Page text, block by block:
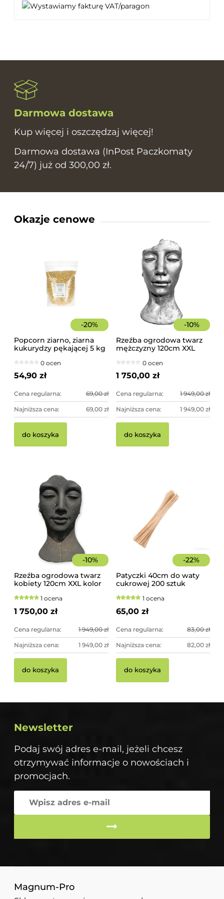
Darmowa dostawa
Kup więcej i oszczędzaj więcej!
Darmowa dostawa (InPost Paczkomaty
24/7) już od 300,00 zł.
Okazje cenowe
-20%
Popcorn ziarno, ziarna
kukurydzy pękającej 5 kg
0 ocen
54,90 zł
Cena regularna: 69,00 zł
Najniższa cena: 69,00 zł
do koszyka
-10%
Rzeźba ogrodowa twarz
mężczyzny 120cm XXL
imponująca dekoracja
ogrodowa
0 ocen
1 750,00 zł
Cena regularna: 1 949,00 zł
Najniższa cena: 1 949,00 zł
do koszyka
-10%
Rzeźba ogrodowa twarz
kobiety 120cm XXL kolor
betonowa - imponująca
dekoracja ogrodowa
1 ocena
1 750,00 zł
Cena regularna: 1 949,00 zł
Najniższa cena: 1 949,00 zł
do koszyka
-22%
Patyczki 40cm do waty
cukrowej 200 sztuk
1 ocena
65,00 zł
Cena regularna: 83,00 zł
Najniższa cena: 82,00 zł
do koszyka
Newsletter
Podaj swój adres e-mail, jeżeli chcesz
otrzymywać informacje o nowościach i
promocjach.
Magnum-Pro